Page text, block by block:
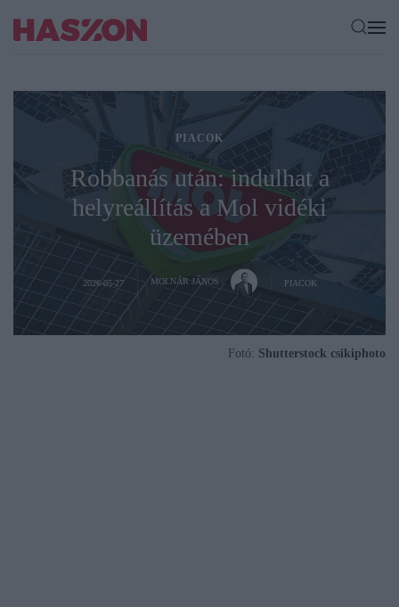
PIACOK
Robbanás után: indulhat a
helyreállítás a Mol vidéki
üzemében
2026-05-27 MOLNÁR JÁNOS PIACOK
Fotó: Shutterstock csikiphoto